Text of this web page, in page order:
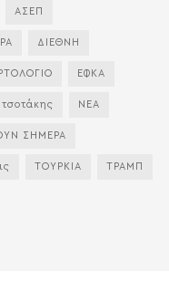
ΑΣΕΠ
ΔΙΕΘΝΗ
ΕΦΚΑ
ΝΕΑ
ΣΗΜΕΡΑ
ΤΟΥΡΚΙΑ ΤΡΑΜΠ